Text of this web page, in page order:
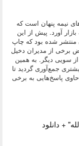
نیمه پنهان است که
کیهان آن را در نمایشگاه کتاب سال ۹۲ به بازار آورد. پیش از این
منتشر شده بود که چاپ
برخی از مدیران دخیل
مردم از سویی دیگر. به همین
جمع‌آوری گردید تا
پاسخ‌هایی به برخی
+ دانلود